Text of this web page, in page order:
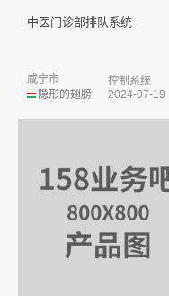
中医门诊部排队系统
隐形的翅膀
咸宁市
控制系统
2024-07-19